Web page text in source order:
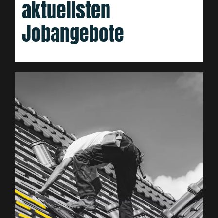
aktuellsten
Jobangebote